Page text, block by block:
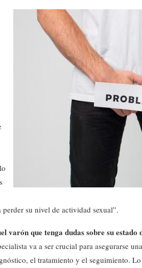
su nivel de actividad sexual”.
varón que tenga dudas sobre su
va a ser crucial para asegurarse
el tratamiento y el seguimiento.